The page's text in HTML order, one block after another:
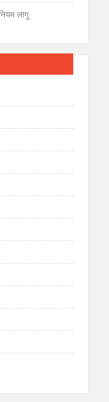
लागू